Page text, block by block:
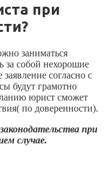
при
заниматься
за собой нехорошие
согласно с
будут грамотно
юрист сможет
по доверенности).
при
случае.